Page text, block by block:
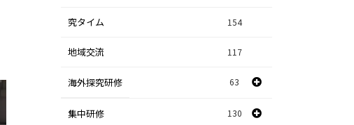
自然探究 2
数学探究 2
社会探究 23
人文探究 9
究タイム 154
地域交流 117
海外探究研修 63
探究研修 28
集中研修 130